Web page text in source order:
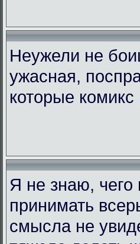
Неужели не
ужасная,
которые
Я не знаю,
принимать
смысла не